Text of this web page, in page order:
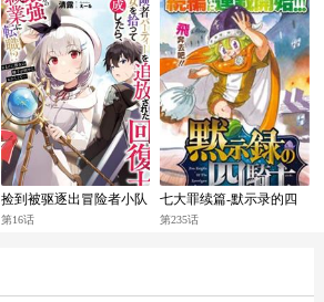
捡到被驱逐出冒险者小队
的回复术士少女、培养后
第16话
七大罪续篇-默示录的四
骑士
第235话